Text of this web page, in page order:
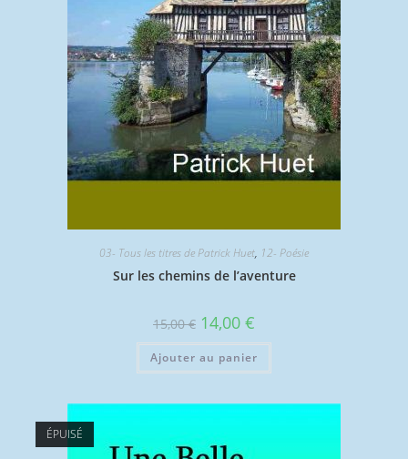
03- Tous les titres de Patrick Huet, 12- Poésie
Sur les chemins de l’aventure
15,00€ Le
prix
initial
était :
15,00 €.
14,00 €
actuel
est :
14,00 €.
Ajouter au panier
ÉPUISÉ